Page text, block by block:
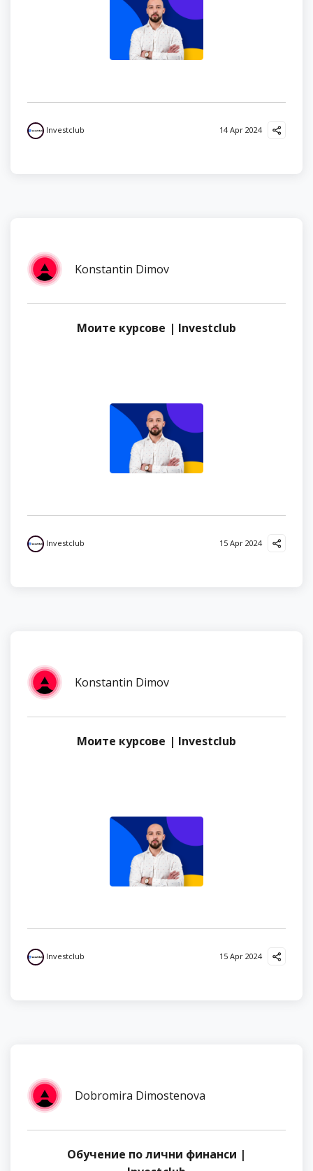
Investclub 14 Apr 2024
Konstantin Dimov
Моите курсове | Investclub
Investclub 15 Apr 2024
Konstantin Dimov
Моите курсове | Investclub
Investclub 15 Apr 2024
Dobromira Dimostenova
Обучение по лични финанси |